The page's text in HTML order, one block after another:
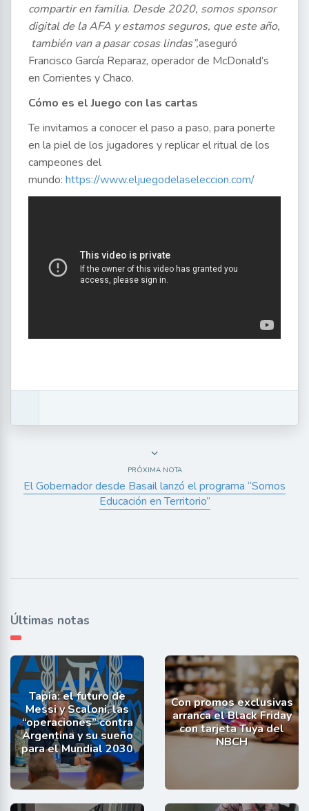
compartir en familia. Desde 2020, somos sponsor
digital de la AFA y estamos seguros, que este año,
también van a pasar cosas lindas”,aseguró
Francisco García Reparaz, operador de McDonald’s
en Corrientes y Chaco.
Cómo es el Juego con las cartas
Te invitamos a conocer el paso a paso, para ponerte
en la piel de los jugadores y replicar el ritual de los
campeones del
mundo: https://www.eljuegodelaseleccion.com/
PRÓXIMA NOTA
El Gobernador desde Basail lanzó el programa “Somos
Educación en Territorio”
Últimas notas
Tapia: el futuro de
Messi y Scaloni, las
“operaciones” contra
Argentina y su sueño
para el Mundial 2030
Con promos exclusivas
arranca el Black Friday
con tarjeta Tuya del
NBCH